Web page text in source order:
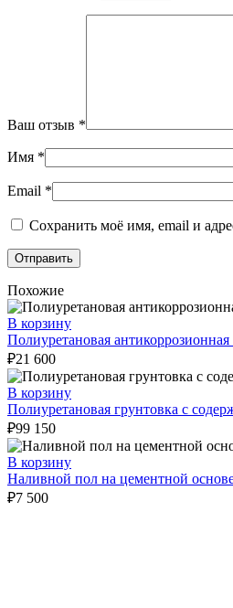
Ваш отзыв *
Имя *
Email *
Сохранить моё имя, email и
Похожие
В корзину
Полиуретановая
₽21 600
В корзину
Полиуретановая грунтовка с
₽99 150
В корзину
Наливной пол на цементной
₽7 500